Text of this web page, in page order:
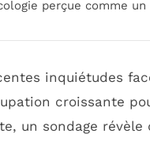
perçue comme
inquiétudes
croissante
un sondage révèle